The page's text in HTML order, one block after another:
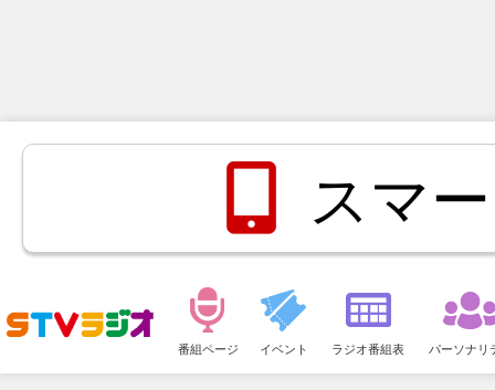
スマ
ュ
番組ページ イベント ラジオ番組表 パーソナリ